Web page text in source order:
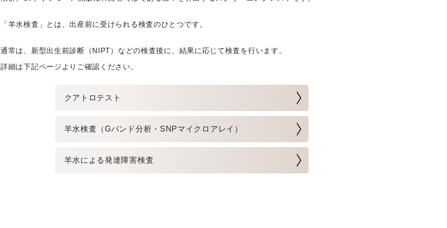
「羊水検査」とは、出産前に受けられる検査のひとつです。
通常は、新型出生前診断（NIPT）などの検査後に、結果に応じて検査を行います。
詳細は下記ページよりご確認ください。
クアトロテスト
羊水検査（Gバンド分析・SNPマイクロアレイ）
羊水による発達障害検査